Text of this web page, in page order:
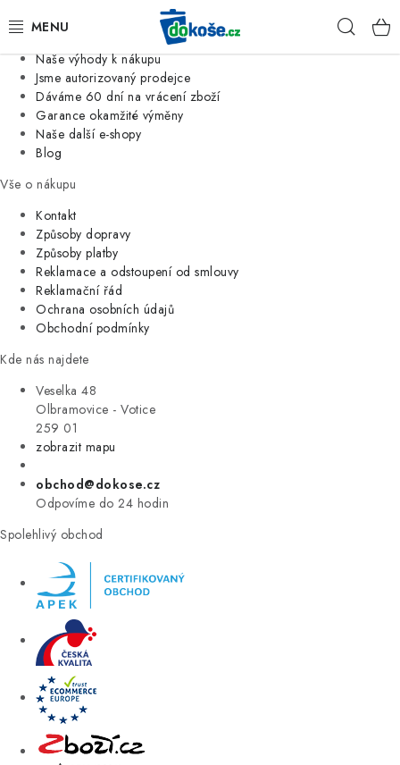
Jsme tradiční česká firma
Naše výhody k nákupu
Jsme autorizovaný prodejce
Dáváme 60 dní na vrácení zboží
Garance okamžité výměny
Naše další e-shopy
Blog
Vše o nákupu
Kontakt
Způsoby dopravy
Způsoby platby
Reklamace a odstoupení od smlouvy
Reklamační řád
Ochrana osobních údajů
Obchodní podmínky
Kde nás najdete
Veselka 48
Olbramovice - Votice
259 01
zobrazit mapu
obchod@dokose.cz
Odpovíme do 24 hodin
Spolehlivý obchod
KOŠE
SÁČKY
KUCHYNĚ
ORGANIZACE
DOMÁCNOST
ÚKLID
VÝPRODEJ
ZNAČKY
Úvod Kontakt Blog
Moje objednávka